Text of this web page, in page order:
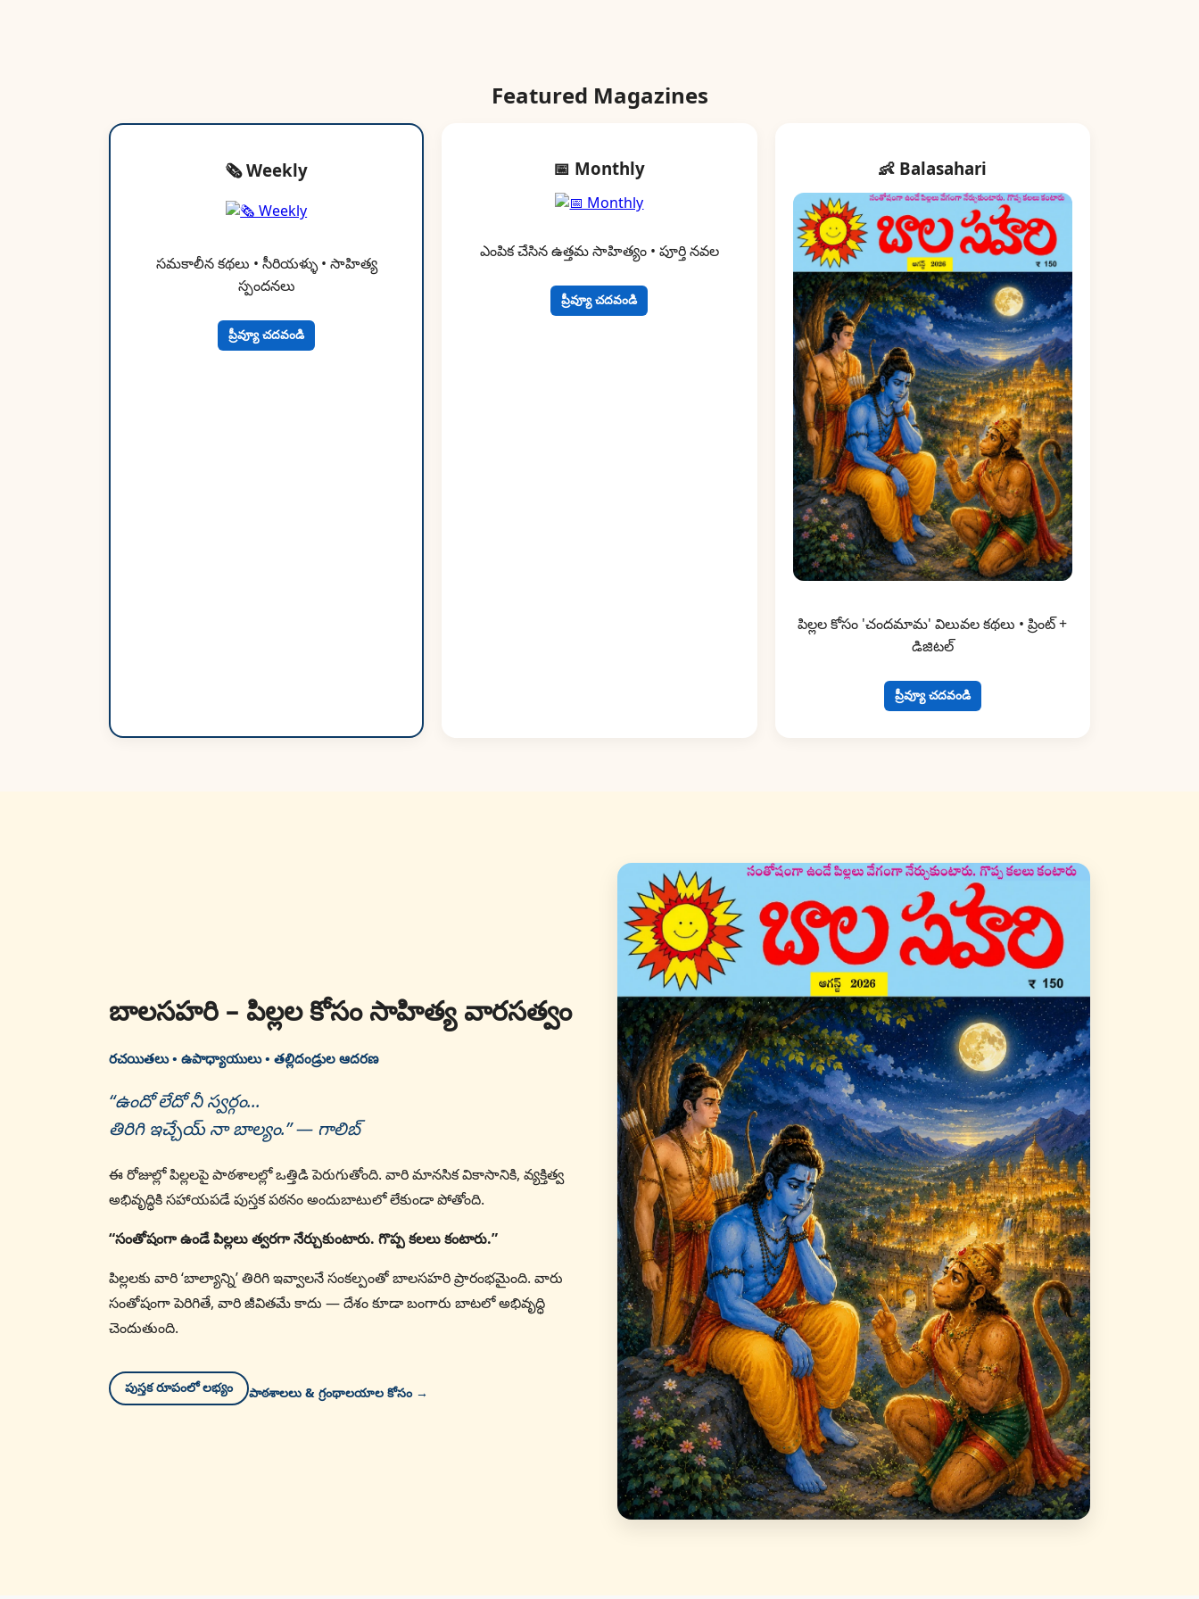
Featured Magazines
🗞 Weekly
సమకాలీన కథలు • సీరియళ్ళు • సాహిత్య
స్పందనలు
ప్రీవ్యూ చదవండి
📅 Monthly
ఎంపిక చేసిన ఉత్తమ సాహిత్యం • పూర్తి నవల
ప్రీవ్యూ చదవండి
👶 Balasahari
పిల్లల కోసం 'చందమామ' విలువల కథలు • ప్రింట్ +
డిజిటల్
ప్రీవ్యూ చదవండి
బాలసహరి – పిల్లల కోసం సాహిత్య వారసత్వం
రచయితలు • ఉపాధ్యాయులు • తల్లిదండ్రుల ఆదరణ
“ఉందో లేదో నీ స్వర్గం...
తిరిగి ఇచ్చేయ్ నా బాల్యం.” — గాలిబ్
ఈ రోజుల్లో పిల్లలపై పాఠశాలల్లో ఒత్తిడి పెరుగుతోంది. వారి మానసిక వికాసానికి, వ్యక్తిత్వ
అభివృద్ధికి సహాయపడే పుస్తక పఠనం అందుబాటులో లేకుండా పోతోంది.
“సంతోషంగా ఉండే పిల్లలు త్వరగా నేర్చుకుంటారు. గొప్ప కలలు కంటారు.”
పిల్లలకు వారి ‘బాల్యాన్ని’ తిరిగి ఇవ్వాలనే సంకల్పంతో బాలసహరి ప్రారంభమైంది. వారు
సంతోషంగా పెరిగితే, వారి జీవితమే కాదు — దేశం కూడా బంగారు బాటలో అభివృద్ధి
చెందుతుంది.
పుస్తక రూపంలో లభ్యం పాఠశాలలు & గ్రంథాలయాల కోసం →